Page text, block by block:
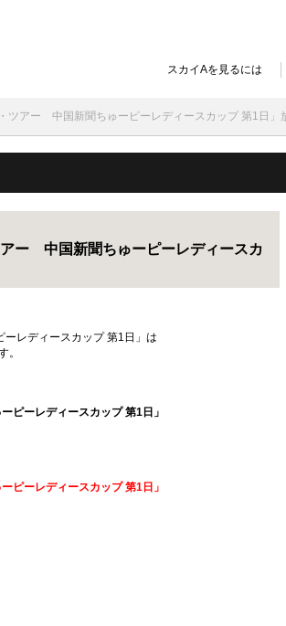
スカイAを見るには
アー 中国新聞ちゅーピーレディースカップ 第1日」
ー 中国新聞ちゅーピーレディースカ
レディースカップ 第1日」は
。
ピーレディースカップ 第1日」
ピーレディースカップ 第1日」